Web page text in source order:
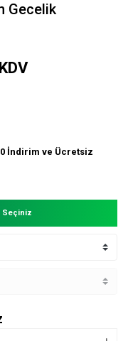
Gecelik
İndirim ve Ücretsiz
Seçiniz